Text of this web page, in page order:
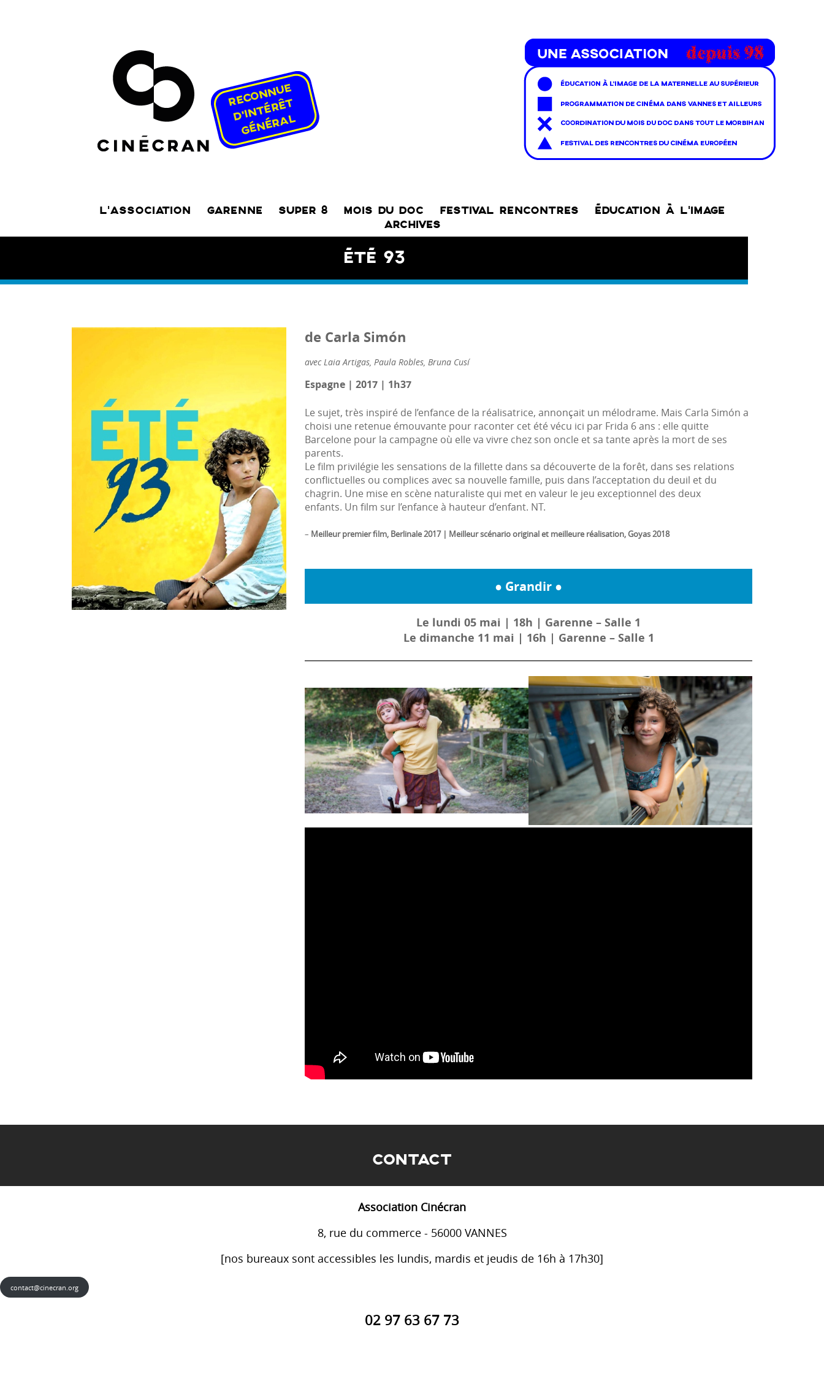
L’ASSOCIATION GARENNE SUPER 8 MOIS DU DOC FESTIVAL RENCONTRES
ÉDUCATION À L’IMAGE
ARCHIVES
ÉTÉ 93
de Carla Simón
avec Laia Artigas, Paula Robles, Bruna Cusí
Espagne | 2017 | 1h37
Le sujet, très inspiré de l’enfance de la réalisatrice, annonçait un mélodrame. Mais Carla Simón a
choisi une retenue émouvante pour raconter cet été vécu ici par Frida 6 ans : elle quitte
Barcelone pour la campagne où elle va vivre chez son oncle et sa tante après la mort de ses
parents.
Le film privilégie les sensations de la fillette dans sa découverte de la forêt, dans ses relations
conflictuelles ou complices avec sa nouvelle famille, puis dans l’acceptation du deuil et du
chagrin. Une mise en scène naturaliste qui met en valeur le jeu exceptionnel des deux
enfants. Un film sur l’enfance à hauteur d’enfant. NT.
– Meilleur premier film, Berlinale 2017 | Meilleur scénario original et meilleure réalisation, Goyas 2018
● Grandir ●
Le lundi 05 mai | 18h | Garenne – Salle 1
Le dimanche 11 mai | 16h | Garenne – Salle 1
CONTACT
Association Cinécran
8, rue du commerce - 56000 VANNES
[nos bureaux sont accessibles les lundis, mardis et jeudis de 16h à 17h30]
contact@cinecran.org
02 97 63 67 73